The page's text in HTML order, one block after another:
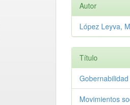
Autor
López Leyva,
Título
Gobernabilidad
Movimientos